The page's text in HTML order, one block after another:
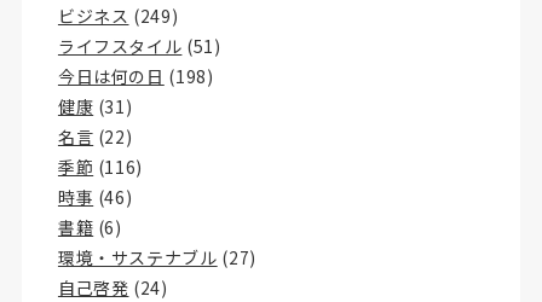
ビジネス (249)
ライフスタイル (51)
今日は何の日 (198)
健康 (31)
名言 (22)
季節 (116)
時事 (46)
書籍 (6)
環境・サステナブル (27)
自己啓発 (24)